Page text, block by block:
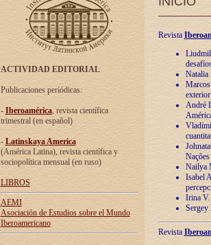
ACTIVIDAD EDITORIAL
Publicaciones periódicas:
- Iberoamérica, revista científica
trimestral (en español)
- Latinskaya America
(América Latina), revista científica y
sociopolítica mensual (en ruso)
LIBROS
AEMI
Asociación de Estudios sobre el Mundo
Iberoamericano
Revista
Natalia
André
Nailya
Isabel
Irina V.
Sergey
Revista